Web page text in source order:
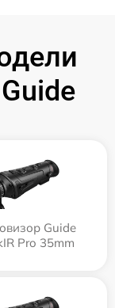
Guide
Pro 35mm